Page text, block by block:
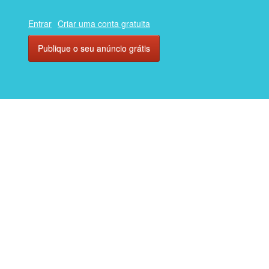
Entrar Criar uma conta gratuita
Publique o seu anúncio grátis